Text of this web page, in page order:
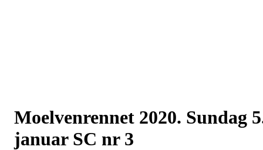
Moelvenrennet 2020. Sundag
januar SC nr 3